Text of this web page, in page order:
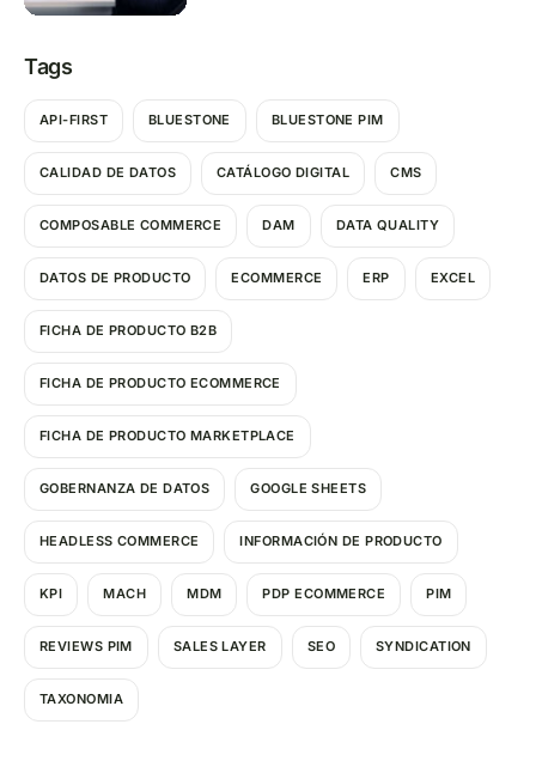
Tags
API-FIRST BLUESTONE BLUESTONE PIM
CALIDAD DE DATOS CATÁLOGO DIGITAL CMS
COMPOSABLE COMMERCE DAM DATA QUALITY
DATOS DE PRODUCTO ECOMMERCE ERP EXCEL
FICHA DE PRODUCTO B2B
FICHA DE PRODUCTO ECOMMERCE
FICHA DE PRODUCTO MARKETPLACE
GOBERNANZA DE DATOS GOOGLE SHEETS
HEADLESS COMMERCE INFORMACIÓN DE PRODUCTO
KPI MACH MDM PDP ECOMMERCE PIM
REVIEWS PIM SALES LAYER SEO SYNDICATION
TAXONOMIA